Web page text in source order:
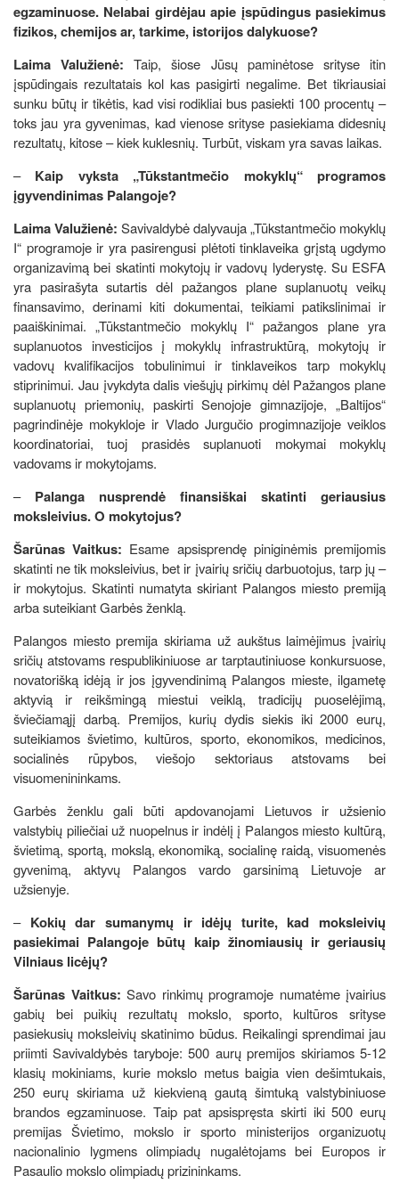
egzaminuose. Nelabai girdėjau apie įspūdingus pasiekimus
fizikos, chemijos ar, tarkime, istorijos dalykuose?
Laima Valužienė:Taip, šiose Jūsų paminėtose srityse itin
įspūdingais rezultatais kol kas pasigirti negalime. Bet tikriausiai
sunku būtų ir tikėtis, kad visi rodikliai bus pasiekti 100 procentų –
toks jau yra gyvenimas, kad vienose srityse pasiekiama didesnių
rezultatų, kitose – kiek kuklesnių. Turbūt, viskam yra savas laikas.
–Kaip vyksta „Tūkstantmečio mokyklų“ programos
įgyvendinimas Palangoje?
Laima Valužienė: Savivaldybė dalyvauja „Tūkstantmečio mokyklų
I“ programoje ir yra pasirengusi plėtoti tinklaveika grįstą ugdymo
organizavimą bei skatinti mokytojų ir vadovų lyderystę. Su ESFA
yra pasirašyta sutartis dėl pažangos plane suplanuotų veikų
finansavimo, derinami kiti dokumentai, teikiami patikslinimai ir
paaiškinimai. „Tūkstantmečio mokyklų I“ pažangos plane yra
suplanuotos investicijos į mokyklų infrastruktūrą, mokytojų ir
vadovų kvalifikacijos tobulinimui ir tinklaveikos tarp mokyklų
stiprinimui. Jau įvykdyta dalis viešųjų pirkimų dėl Pažangos plane
suplanuotų priemonių, paskirti Senojoje gimnazijoje, „Baltijos“
pagrindinėje mokykloje ir Vlado Jurgučio progimnazijoje veiklos
koordinatoriai, tuoj prasidės suplanuoti mokymai mokyklų
vadovams ir mokytojams.
–Palanga nusprendė finansiškai skatinti geriausius
moksleivius. O mokytojus?
Šarūnas Vaitkus: Esame apsisprendę piniginėmis premijomis
skatinti ne tik moksleivius, bet ir įvairių sričių darbuotojus, tarp jų –
ir mokytojus. Skatinti numatyta skiriant Palangos miesto premiją
arba suteikiant Garbės ženklą.
Palangos miesto premija skiriama už aukštus laimėjimus įvairių
sričių atstovams respublikiniuose ar tarptautiniuose konkursuose,
novatorišką idėją ir jos įgyvendinimą Palangos mieste, ilgametę
aktyvią ir reikšmingą miestui veiklą, tradicijų puoselėjimą,
šviečiamąjį darbą. Premijos, kurių dydis siekis iki 2000 eurų,
suteikiamos švietimo, kultūros, sporto, ekonomikos, medicinos,
socialinės rūpybos, viešojo sektoriaus atstovams bei
visuomenininkams.
Garbės ženklu gali būti apdovanojami Lietuvos ir užsienio
valstybių piliečiai už nuopelnus ir indėlį į Palangos miesto kultūrą,
švietimą, sportą, mokslą, ekonomiką, socialinę raidą, visuomenės
gyvenimą, aktyvų Palangos vardo garsinimą Lietuvoje ar
užsienyje.
–Kokių dar sumanymų ir idėjų turite, kad moksleivių
pasiekimai Palangoje būtų kaip žinomiausių ir geriausių
Vilniaus licėjų?
Šarūnas Vaitkus: Savo rinkimų programoje numatėme įvairius
gabių bei puikių rezultatų mokslo, sporto, kultūros srityse
pasiekusių moksleivių skatinimo būdus. Reikalingi sprendimai jau
priimti Savivaldybės taryboje: 500 aurų premijos skiriamos 5-12
klasių mokiniams, kurie mokslo metus baigia vien dešimtukais,
250 eurų skiriama už kiekvieną gautą šimtuką valstybiniuose
brandos egzaminuose. Taip pat apsispręsta skirti iki 500 eurų
premijas Švietimo, mokslo ir sporto ministerijos organizuotų
nacionalinio lygmens olimpiadų nugalėtojams bei Europos ir
Pasaulio mokslo olimpiadų prizininkams.